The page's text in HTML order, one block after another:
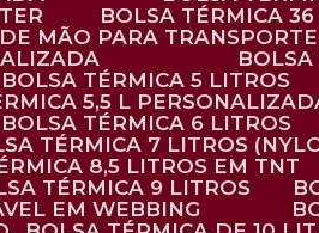
BOLSA TÉRMICA
MÃO PARA TRANSPORTE
BOLSA TÉRMICA 5 LITROS
5,5 L
BOLSA TÉRMICA 6 LITROS
TÉRMICA 7 LITROS
8,5 LITROS EM TNT
TÉRMICA 9 LITROS
EM WEBBING